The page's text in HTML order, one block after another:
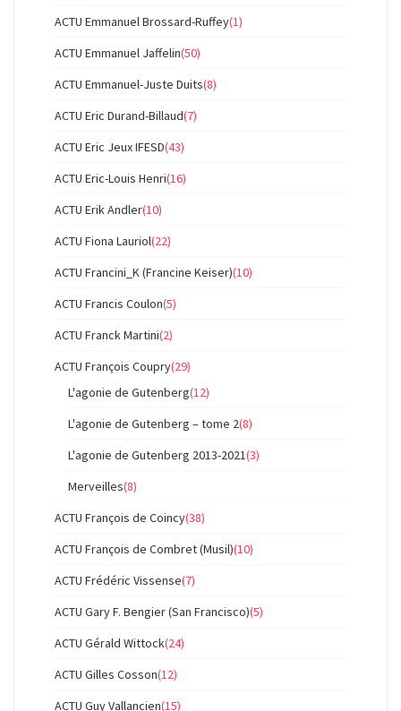
ACTU Emmanuel Brossard-Ruffey(1)
ACTU Emmanuel Jaffelin(50)
ACTU Emmanuel-Juste Duits(8)
ACTU Eric Durand-Billaud(7)
ACTU Eric Jeux IFESD(43)
ACTU Eric-Louis Henri(16)
ACTU Erik Andler(10)
ACTU Fiona Lauriol(22)
ACTU Francini_K (Francine Keiser)(10)
ACTU Francis Coulon(5)
ACTU Franck Martini(2)
ACTU François Coupry(29)
L'agonie de Gutenberg(12)
L'agonie de Gutenberg – tome 2(8)
L'agonie de Gutenberg 2013-2021(3)
Merveilles(8)
ACTU François de Coincy(38)
ACTU François de Combret (Musil)(10)
ACTU Frédéric Vissense(7)
ACTU Gary F. Bengier (San Francisco)(5)
ACTU Gérald Wittock(24)
ACTU Gilles Cosson(12)
ACTU Guy Vallancien(15)